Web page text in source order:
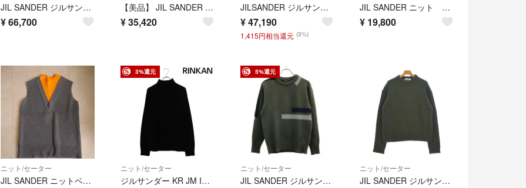
JIL SANDER ジルサンダー ニット・セーター M 紺 【古着】【中古】【送料無料】
¥66,700
【美品】 JIL SANDER / ジルサンダー | 2023AW | SWEATER CN LS - OVER FIT クルーネックニット | 44 | ブラック | メンズ
¥35,420
JILSANDER ジルサンダー JSMR751001 20年製 ダークネイビー ウール100 サイズスリットオーバーサイズニット 29
¥47,190
1,415円相当還元 (3%)
JIL SANDER ニット セーター 44
¥ 19,800
ニット/セーター
JIL SANDER ニットベスト 44 グレー
3%還元
ニット/セーター
ジルサンダー KR JM IW 0521 タートルネックニット メンズ 44
5%還元
ニット/セーター
JIL SANDER ジルサンダー 16AW ブロックカラーニットセーター JSMI751052 オーリブグリーン 48
ニット/セーター
JIL SANDER ジルサンダー ニット・セーター M 緑 【古着】【中古】【送料無料】